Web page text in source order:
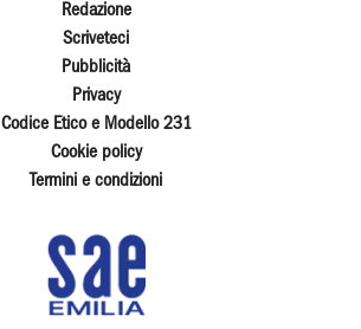
Redazione
Scriveteci
Pubblicità
Privacy
Codice Etico e Modello 231
Cookie policy
Termini e condizioni